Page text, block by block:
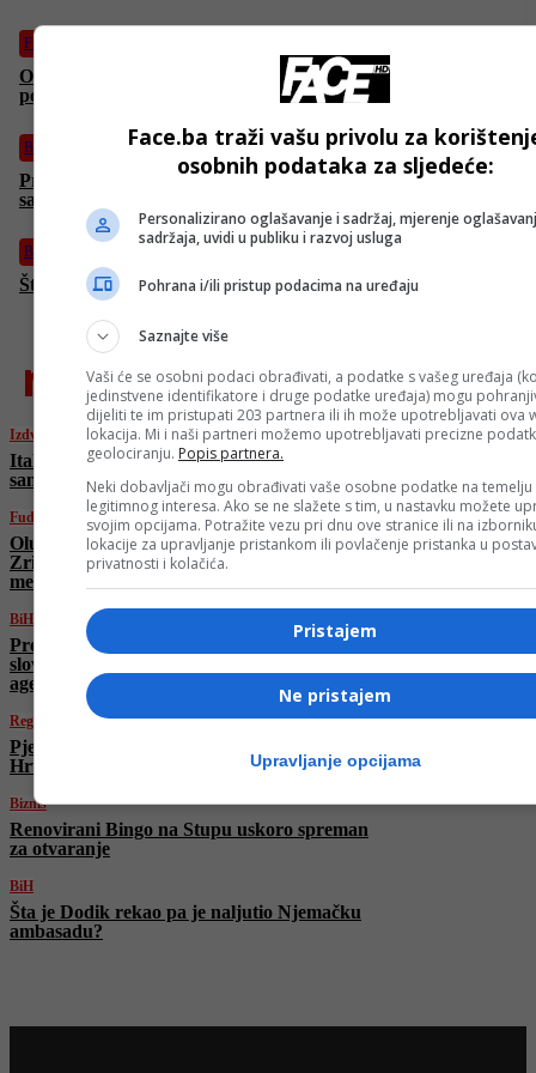
Fudbal
Olujno nevrijeme uništilo stadion HŠK Zrinjski, klupe s
pomoćnog terena letjele 150 metara dalje
BiH
Preokret u posljednjem trenutku: SNSD zbog slovenskih
sankcija Dodiku srušio Reformsku agendu
BiH
Šta je Dodik rekao pa je naljutio Njemačku ambasadu?
najnovije
Izdvojeno
Italija spremna da procijeni prijedloge
sankcija EU protiv Izraela
Fudbal
Olujno nevrijeme uništilo stadion HŠK
Zrinjski, klupe s pomoćnog terena letjele 150
metara dalje
BiH
Preokret u posljednjem trenutku: SNSD zbog
slovenskih sankcija Dodiku srušio Reformsku
agendu
Region
Pjevač Marko Bošnjak slavi ubistvo Kirka: U
Hrvatskoj ga prijavili policiji
Biznis
Renovirani Bingo na Stupu uskoro spreman
za otvaranje
BiH
Šta je Dodik rekao pa je naljutio Njemačku
ambasadu?
Face.ba traži vašu privolu za
osobnih podataka za sljedeće:
Personalizirano oglašavanje i sadržaj, mjerenje
sadržaja, uvidi u publiku i razvoj usluga
Pohrana i/ili pristup podacima na uređaju
Saznajte više
Vaši će se osobni podaci obrađivati, a podatke s vašeg uređaja
jedinstvene identifikatore i druge podatke uređaja) mogu
dijeliti te im pristupati 203 partnera ili ih može upotrebljavati ova
lokacija. Mi i naši partneri možemo upotrebljavati precizne
geolociranju. Popis partnera.
Neki dobavljači mogu obrađivati vaše osobne podatke na temelju
legitimnog interesa. Ako se ne slažete s tim, u nastavku možete
svojim opcijama. Potražite vezu pri dnu ove stranice ili na
lokacije za upravljanje pristankom ili povlačenje pristanka u
privatnosti i kolačića.
Pristajem
Ne pristajem
Upravljanje opcijama